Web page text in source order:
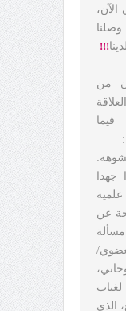
!!!
من
فيما
جهدا
عن
الذي